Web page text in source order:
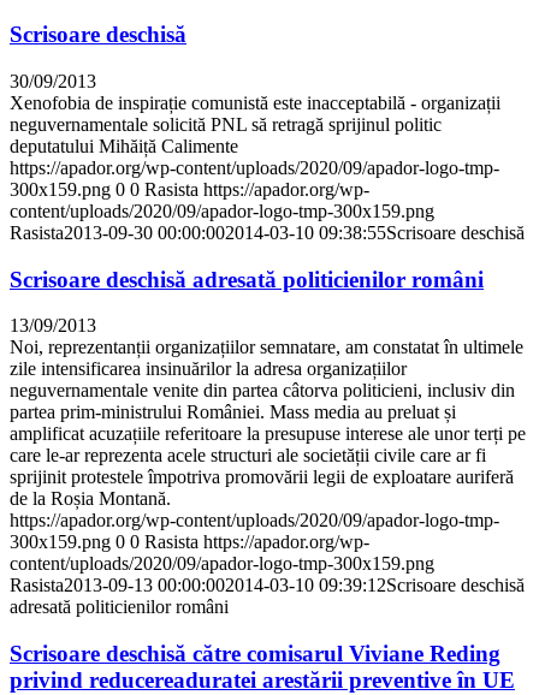
Scrisoare deschisă
30/09/2013
Xenofobia de inspirație comunistă este inacceptabilă - organizații
neguvernamentale solicită PNL să retragă sprijinul politic
deputatului Mihăiță Calimente
https://apador.org/wp-content/uploads/2020/09/apador-logo-tmp-
300x159.png 0 0 Rasista https://apador.org/wp-
content/uploads/2020/09/apador-logo-tmp-300x159.png
Rasista2013-09-30 00:00:002014-03-10 09:38:55Scrisoare deschisă
Scrisoare deschisă adresată politicienilor români
13/09/2013
Noi, reprezentanții organizațiilor semnatare, am constatat în ultimele
zile intensificarea insinuărilor la adresa organizațiilor
neguvernamentale venite din partea câtorva politicieni, inclusiv din
partea prim-ministrului României. Mass media au preluat și
amplificat acuzațiile referitoare la presupuse interese ale unor terți pe
care le-ar reprezenta acele structuri ale societății civile care ar fi
sprijinit protestele împotriva promovării legii de exploatare auriferă
de la Roșia Montană.
https://apador.org/wp-content/uploads/2020/09/apador-logo-tmp-
300x159.png 0 0 Rasista https://apador.org/wp-
content/uploads/2020/09/apador-logo-tmp-300x159.png
Rasista2013-09-13 00:00:002014-03-10 09:39:12Scrisoare deschisă
adresată politicienilor români
Scrisoare deschisă către comisarul Viviane Reding
privind reducereaduratei arestării preventive în UE